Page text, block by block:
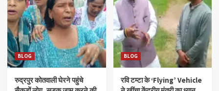
BLOG
रुद्रपुर कोतवाली घेरने पहुंचे
BLOG
रवि टम्टा के ‘Flying’ Vehicle